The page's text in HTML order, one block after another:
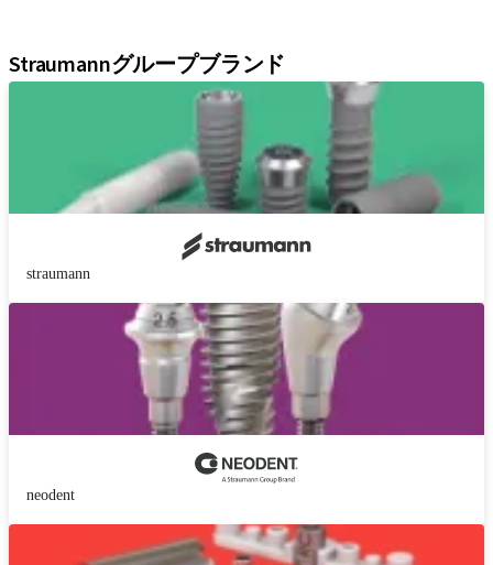
Straumannグループブランド
straumann
neodent